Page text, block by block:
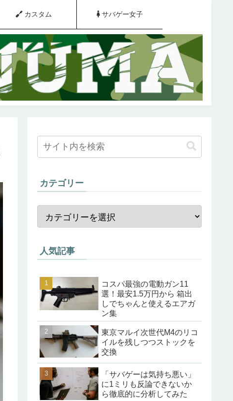
カスタム サバゲー女子
カテゴリー
人気記事
コスパ最強の電動ガン11
選！最安1.5万円から 箱出
しでちゃんと使えるエアガ
ン集
東京マルイ次世代M4のリコ
イルを残しつつストックを
交換
「サバゲーは気持ち悪い」
に1ミリも反論できないか
ら徹底的に分析してみた